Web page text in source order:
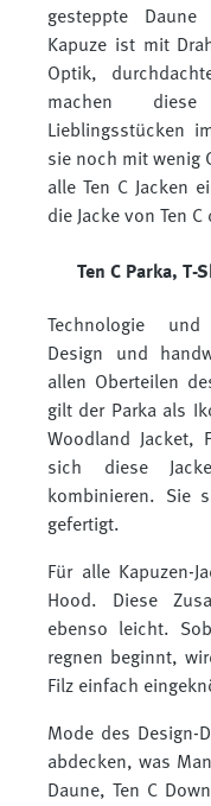
gesteppte
Kapuze ist mit
Optik,
machen
Lieblingsstücken
sie noch mit wenig
alle Ten C Jacken
die Jacke von Ten
Ten C Parka,
Technologie
Design und
allen Oberteilen
gilt der Parka als
Woodland Jacket,
sich diese
kombinieren. Sie
gefertigt.
Für alle Kapuzen-
Hood. Diese
ebenso leicht.
regnen beginnt,
Filz einfach
Mode des Design-
abdecken, was
Daune, Ten C